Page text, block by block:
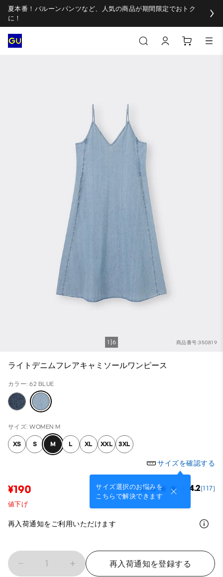
夏本番！バルーンパンツなど、人気の商品が期間限定でおトク
に！
商品番号:350819
1 6
ライトデニムフレアキャミソールワンピース
カラー: 62 BLUE
サイズ: WOMEN M
XS S M L XL XXL 3XL
サイズを確認する
サイズ選択のお悩みを
こちらで解決できます
¥190 4.2(117)
値下げ
再入荷通知をご利用いただけます
1 再入荷通知を登録する